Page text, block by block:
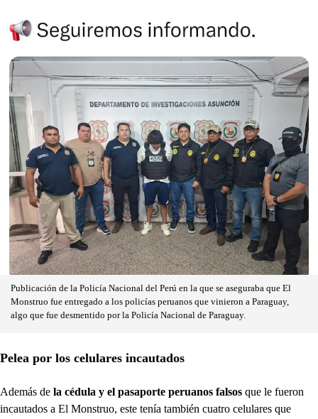
Publicación de la Policía Nacional del Perú en la que se aseguraba que El
Monstruo fue entregado a los policías peruanos que vinieron a Paraguay,
algo que fue desmentido por la Policía Nacional de Paraguay.
Pelea por los celulares incautados
Además de la cédula y el pasaporte peruanos falsos que le fueron
incautados a El Monstruo, este tenía también cuatro celulares que